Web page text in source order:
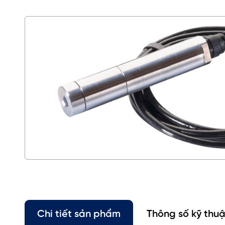
Chi tiết sản phẩm Thông số kỹ